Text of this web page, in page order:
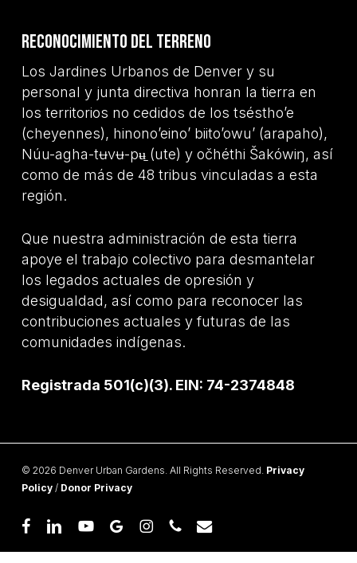
Reconocimiento del terreno
Los Jardines Urbanos de Denver y su
personal y junta directiva honran la tierra en
los territorios no cedidos de los tséstho’e
(cheyennes), hinono’eino’ biito’owu’ (arapaho),
Núu-agha-tʉvʉ-pʉ̱ (ute) y očhéthi Šakówiŋ, así
como de más de 48 tribus vinculadas a esta
región.
Que nuestra administración de esta tierra
apoye el trabajo colectivo para desmantelar
los legados actuales de opresión y
desigualdad, así como para reconocer las
contribuciones actuales y futuras de las
comunidades indígenas.
Registrada 501(c)(3). EIN: 74-2374848
© 2026 Denver Urban Gardens. All Rights Reserved. Privacy
Policy/ Donor Privacy
facebooklinkedinyoutubegoogle-instagramphoneemail